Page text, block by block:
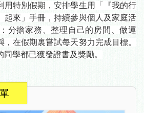
用特別假期，安排學生用「『我的行
起來」手冊，持續參與個人及家庭活
分擔家務、整理自己的房間、做運
，在假期裏嘗試每天努力完成目 標。
同學都已獲發證書及獎勵。